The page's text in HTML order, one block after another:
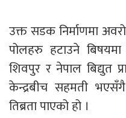
उक्त सडक निर्माणमा
पोलहरु हटाउने
शिवपुर र नेपाल बिद्युत
केन्द्रबीच सहमती
तिब्रता पाएको हो ।